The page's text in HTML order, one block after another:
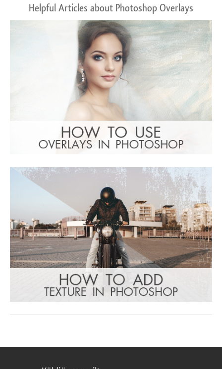
Helpful Articles about Photoshop Overlays